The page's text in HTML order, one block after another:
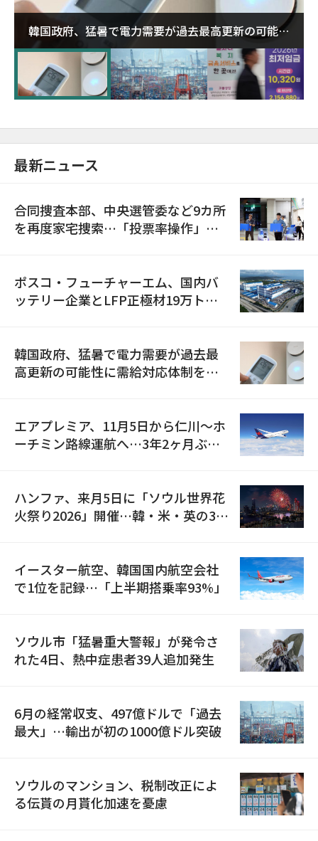
韓国政府、猛暑で電力需要が過去最高更新の可能性
に需給対応体制を点検
最新ニュース
合同捜査本部、中央選管委など9カ所
を再度家宅捜索…「投票率操作」の
ポスコ・フューチャーエム、国内バ
ッテリー企業とLFP正極材19万トン
韓国政府、猛暑で電力需要が過去最
高更新の可能性に需給対応体制を点
エアプレミア、11月5日から仁川〜ホ
ーチミン路線運航へ…3年2ヶ月ぶり
ハンファ、来月5日に「ソウル世界花
火祭り2026」開催…韓・米・英の3カ
イースター航空、韓国国内航空会社
で1位を記録…「上半期搭乗率93%」
ソウル市「猛暑重大警報」が発令さ
れた4日、熱中症患者39人追加発生
6月の経常収支、497億ドルで「過去
最大」…輸出が初の1000億ドル突破
ソウルのマンション、税制改正によ
る伝貰の月貰化加速を憂慮